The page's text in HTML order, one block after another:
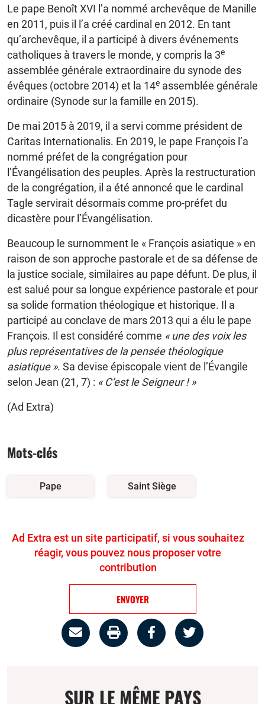
Le pape Benoît XVI l’a nommé archevêque de Manille
en 2011, puis il l’a créé cardinal en 2012. En tant
qu’archevêque, il a participé à divers événements
catholiques à travers le monde, y compris la 3e
assemblée générale extraordinaire du synode des
évêques (octobre 2014) et la 14e assemblée générale
ordinaire (Synode sur la famille en 2015).
De mai 2015 à 2019, il a servi comme président de
Caritas Internationalis. En 2019, le pape François l’a
nommé préfet de la congrégation pour
l’Évangélisation des peuples. Après la restructuration
de la congrégation, il a été annoncé que le cardinal
Tagle servirait désormais comme pro-préfet du
dicastère pour l’Évangélisation.
Beaucoup le surnomment le « François asiatique » en
raison de son approche pastorale et de sa défense de
la justice sociale, similaires au pape défunt. De plus, il
est salué pour sa longue expérience pastorale et pour
sa solide formation théologique et historique. Il a
participé au conclave de mars 2013 qui a élu le pape
François. Il est considéré comme « une des voix les
plus représentatives de la pensée théologique
asiatique ». Sa devise épiscopale vient de l’Évangile
selon Jean (21, 7) : « C’est le Seigneur ! »
(Ad Extra)
Mots-clés
Pape Saint Siège
Ad Extra est un site participatif, si vous souhaitez
réagir, vous pouvez nous proposer votre
contribution
ENVOYER
Partage
par
ImprimerPartager
sur
Partager
SUR LE MÊME PAYS